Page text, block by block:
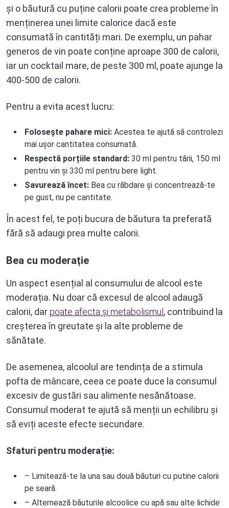
și o băutură cu puține calorii poate crea probleme în
menținerea unei limite calorice dacă este
consumată în cantități mari. De exemplu, un pahar
generos de vin poate conține aproape 300 de calorii,
iar un cocktail mare, de peste 300 ml, poate ajunge la
400-500 de calorii.
Pentru a evita acest lucru:
Folosește pahare mici: Acestea te ajută să controlezi
mai ușor cantitatea consumată.
Respectă porțiile standard: 30 ml pentru tării, 150 ml
pentru vin și 330 ml pentru bere light.
Savurează încet: Bea cu răbdare și concentrează-te
pe gust, nu pe cantitate.
În acest fel, te poți bucura de băutura ta preferată
fără să adaugi prea multe calorii.
Bea cu moderație
Un aspect esențial al consumului de alcool este
moderația. Nu doar că excesul de alcool adaugă
calorii, darpoate afecta și metabolismul, contribuind la
creșterea în greutate și la alte probleme de
sănătate.
De asemenea, alcoolul are tendința de a stimula
pofta de mâncare, ceea ce poate duce la consumul
excesiv de gustări sau alimente nesănătoase.
Consumul moderat te ajută să menții un echilibru și
să eviți aceste efecte secundare.
Sfaturi pentru moderație:
– Limitează-te la una sau două băuturi cu putine calorii
pe seară.
– Alternează băuturile alcoolice cu apă sau alte lichide